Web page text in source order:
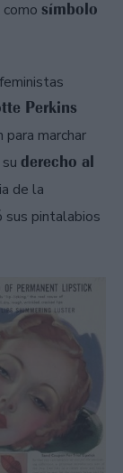
símbolo
Perkins
marchar
derecho al
de la
sus pintalabios